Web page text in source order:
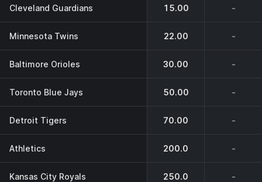
Cleveland Guardians 15.00 -
Minnesota Twins 22.00 -
Baltimore Orioles 30.00 -
Toronto Blue Jays 50.00 -
Detroit Tigers 70.00 -
Athletics 200.0 -
Kansas City Royals 250.0 -